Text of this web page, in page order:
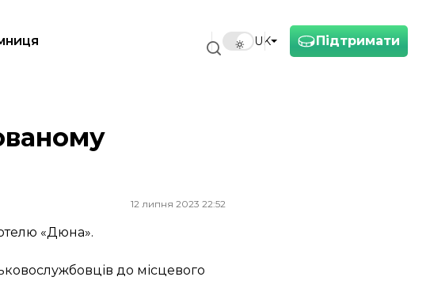
Підтримати
UK
12 липня 2023 22:52
«Дюна».
до місцевого